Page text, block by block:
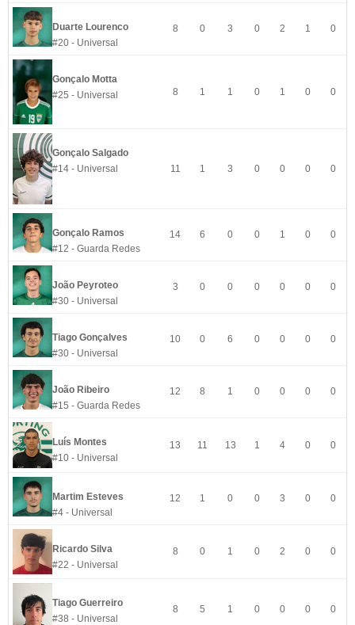
Duarte Lourenco
#20 - Universal
8 0 3 0 2 1 0
Gonçalo Motta
#25 - Universal
8 1 1 0 1 0 0
Gonçalo Salgado
#14 - Universal
11 1 3 0 0 0 0
Gonçalo Ramos
#12 - Guarda Redes
14 6 0 0 1 0 0
João Peyroteo
#30 - Universal
3 0 0 0 0 0 0
Tiago Gonçalves
#30 - Universal
10 0 6 0 0 0 0
João Ribeiro
#15 - Guarda Redes
12 8 1 0 0 0 0
Luís Montes
#10 - Universal
13 11 13 1 4 0 0
Martim Esteves
#4 - Universal
12 1 0 0 3 0 0
Ricardo Silva
#22 - Universal
8 0 1 0 2 0 0
Tiago Guerreiro
#38 - Universal
8 5 1 0 0 0 0